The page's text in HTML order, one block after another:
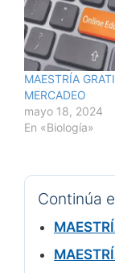
MAESTRÍA
MERCADEO
mayo 18, 2024
En «Biología»
Continúa